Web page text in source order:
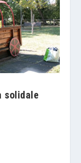
solidale